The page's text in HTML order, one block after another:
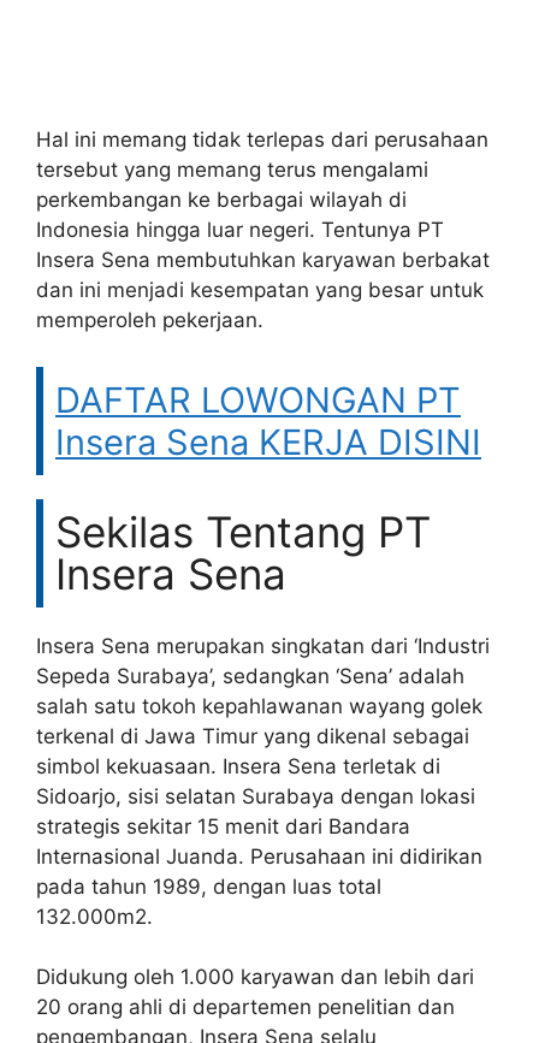
Hal ini memang tidak terlepas dari perusahaan
tersebut yang memang terus mengalami
perkembangan ke berbagai wilayah di
Indonesia hingga luar negeri. Tentunya PT
Insera Sena membutuhkan karyawan berbakat
dan ini menjadi kesempatan yang besar untuk
memperoleh pekerjaan.
DAFTAR LOWONGAN PT
Insera Sena KERJA DISINI
Sekilas Tentang PT
Insera Sena
Insera Sena merupakan singkatan dari ‘Industri
Sepeda Surabaya’, sedangkan ‘Sena’ adalah
salah satu tokoh kepahlawanan wayang golek
terkenal di Jawa Timur yang dikenal sebagai
simbol kekuasaan. Insera Sena terletak di
Sidoarjo, sisi selatan Surabaya dengan lokasi
strategis sekitar 15 menit dari Bandara
Internasional Juanda. Perusahaan ini didirikan
pada tahun 1989, dengan luas total
132.000m2.
Didukung oleh 1.000 karyawan dan lebih dari
20 orang ahli di departemen penelitian dan
pengembangan, Insera Sena selalu